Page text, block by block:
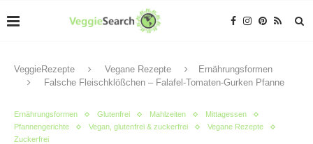
VeggieRezepte Vegane Rezepte
Ernährungsformen
Falsche Fleischklößchen – Falafel-Tomaten-Gurken Pfanne
Ernährungsformen Glutenfrei Mahlzeiten
Mittagessen
Pfannengerichte
Vegan, glutenfrei & zuckerfrei
Vegane Rezepte
Zuckerfrei